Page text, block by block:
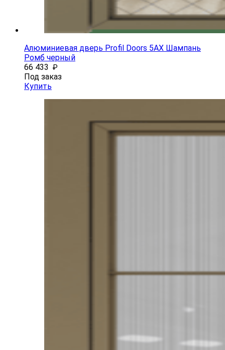
Алюминиевая дверь Profil Doors 5AX Шампань
Ромб черный
66 433 ₽
Под заказ
Купить